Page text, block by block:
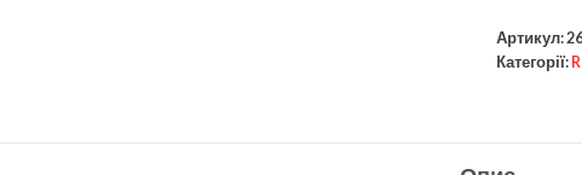
Артикул:
Категорії: